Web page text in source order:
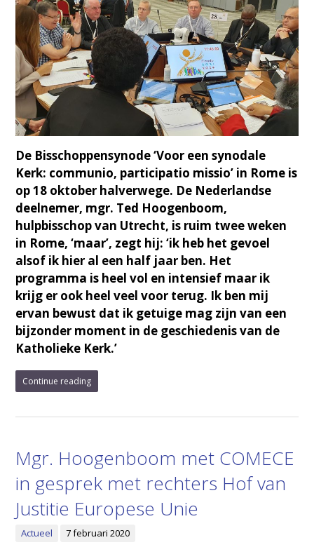
De Bisschoppensynode ‘Voor een synodale
Kerk: communio, participatio missio’ in Rome is
op 18 oktober halverwege. De Nederlandse
deelnemer, mgr. Ted Hoogenboom,
hulpbisschop van Utrecht, is ruim twee weken
in Rome, ‘maar’, zegt hij: ‘ik heb het gevoel
alsof ik hier al een half jaar ben. Het
programma is heel vol en intensief maar ik
krijg er ook heel veel voor terug. Ik ben mij
ervan bewust dat ik getuige mag zijn van een
bijzonder moment in de geschiedenis van de
Katholieke Kerk.’
Continue reading
Mgr. Hoogenboom met COMECE
in gesprek met rechters Hof van
Justitie Europese Unie
Actueel 7 februari 2020